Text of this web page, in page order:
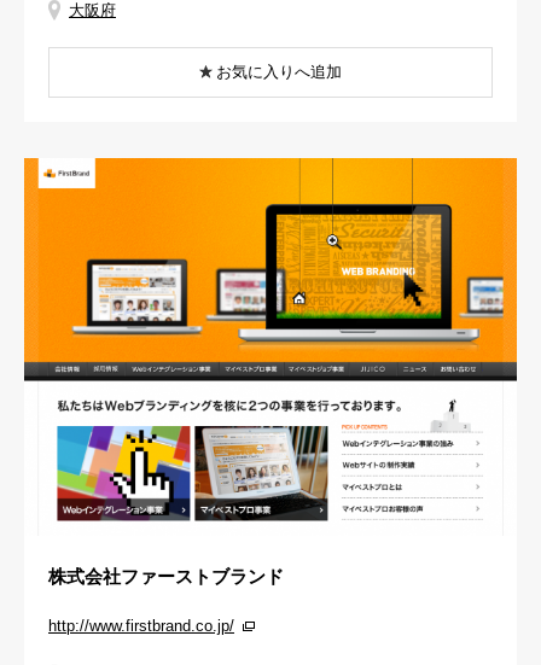
大阪府
お気に入りへ追加
株式会社ファーストブランド
http://www.firstbrand.co.jp/